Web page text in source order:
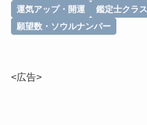
運気アップ・開運 鑑定士クラス
願望数・ソウルナンバー
<広告>